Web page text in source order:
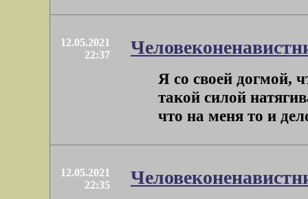
12.05.2021
22:37
Я со своей догмой,
такой силой
что на меня то и
12.05.2021
22:35